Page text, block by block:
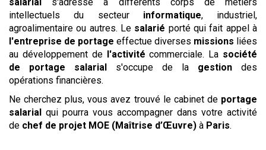
intellectuels du secteur informatique, industriel,
agroalimentaire ou autres. Le salarié porté qui fait appel à
l'entreprise de portage effectue diverses missions liées
au développement de
l'activité commerciale. La société
de portage salarial s'occupe de la gestion des
opérations financières.
Ne cherchez plus, vous avez trouvé le cabinet de portage
salarial qui pourra vous accompagner dans votre activité
de chef de projet MOE (Maîtrise d’Œuvre) à Paris.